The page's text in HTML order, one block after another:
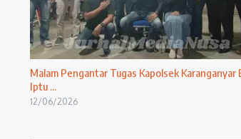
Malam Pengantar Tugas Kapolsek Karanganyar
Iptu ...
12/06/2026